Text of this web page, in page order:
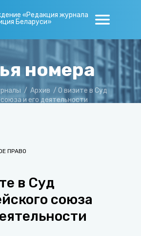
«Редакция журнала
Беларуси»
номера
/ Архив / О визите в Суд
и его деятельности
ПРАВО
в Суд
союза